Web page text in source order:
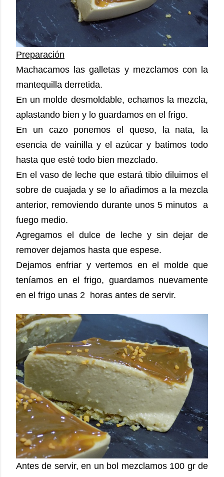
Preparación
Machacamos las galletas y mezclamos con la
mantequilla derretida.
En un molde desmoldable, echamos la mezcla,
aplastando bien y lo guardamos en el frigo.
En un cazo ponemos el queso, la nata, la
esencia de vainilla y el azúcar y batimos todo
hasta que esté todo bien mezclado.
En el vaso de leche que estará tibio diluimos el
sobre de cuajada y se lo añadimos a la mezcla
anterior, removiendo durante unos 5 minutos a
fuego medio.
Agregamos el dulce de leche y sin dejar de
remover dejamos hasta que espese.
Dejamos enfriar y vertemos en el molde que
teníamos en el frigo, guardamos nuevamente
en el frigo unas 2 horas antes de servir.
Antes de servir, en un bol mezclamos 100 gr de